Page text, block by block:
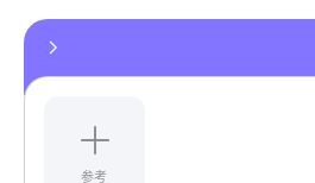
参考